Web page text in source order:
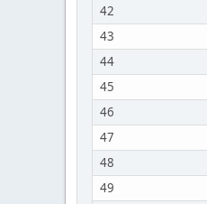
42
43
44
45
46
47
48
49